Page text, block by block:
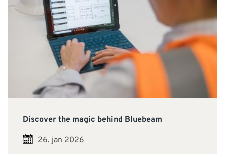
Discover the magic behind Bluebeam
26. jan 2026